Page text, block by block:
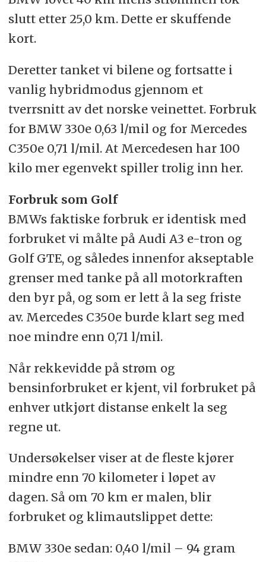
slutt etter 25,0 km. Dette er skuffende
kort.
Deretter tanket vi bilene og fortsatte i
vanlig hybridmodus gjennom et
tverrsnitt av det norske veinettet. Forbruk
for BMW 330e 0,63 l/mil og for Mercedes
C350e 0,71 l/mil. At Mercedesen har 100
kilo mer egenvekt spiller trolig inn her.
Forbruk som Golf
BMWs faktiske forbruk er identisk med
forbruket vi målte på Audi A3 e-tron og
Golf GTE, og således innenfor akseptable
grenser med tanke på all motorkraften
den byr på, og som er lett å la seg friste
av. Mercedes C350e burde klart seg med
noe mindre enn 0,71 l/mil.
Når rekkevidde på strøm og
bensinforbruket er kjent, vil forbruket på
enhver utkjørt distanse enkelt la seg
regne ut.
Undersøkelser viser at de fleste kjører
mindre enn 70 kilometer i løpet av
dagen. Så om 70 km er malen, blir
forbruket og klimautslippet dette:
BMW 330e sedan: 0,40 l/mil – 94 gram